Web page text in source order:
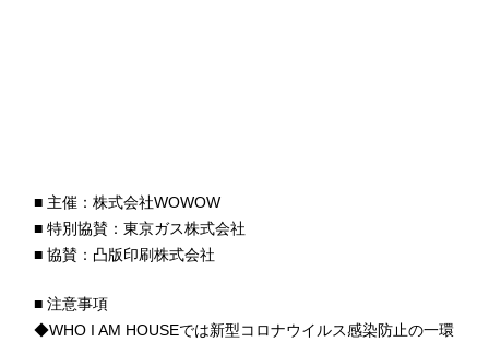
■ 主催：株式会社WOWOW
■ 特別協賛：東京ガス株式会社
■ 協賛：凸版印刷株式会社
■ 注意事項
◆WHO I AM HOUSEでは新型コロナウイルス感染防止の一環